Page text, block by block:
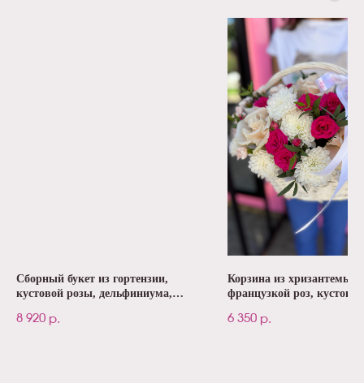
Сборный букет из гортензии,
кустовой розы, дельфиниума,
8 920 р.
Корзина из хризантемы,
французкой роз,
6 350 р.